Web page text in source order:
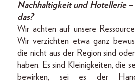
Nachhaltigkeit und Hotellerie –
das?
Wir achten auf unsere
Wir verzichten etwa ganz
die nicht aus der Region sind
haben. Es sind Kleinigkeiten, die
bewirken, sei es der